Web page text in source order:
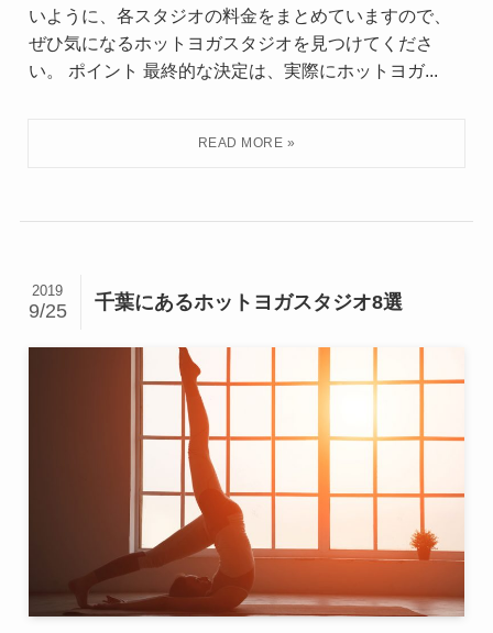
いように、各スタジオの料金をまとめていますので、
ぜひ気になるホットヨガスタジオを見つけてくださ
い。 ポイント 最終的な決定は、実際にホットヨガ...
千葉にあるホットヨガスタジオ8選
2019
9/25